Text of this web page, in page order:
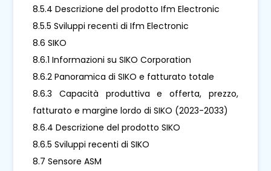
8.5.4 Descrizione del prodotto Ifm Electronic
8.5.5 Sviluppi recenti di Ifm Electronic
8.6 SIKO
8.6.1 Informazioni su SIKO Corporation
8.6.2 Panoramica di SIKO e fatturato totale
8.6.3 Capacità produttiva e offerta, prezzo,
fatturato e margine lordo di SIKO (2023-2033)
8.6.4 Descrizione del prodotto SIKO
8.6.5 Sviluppi recenti di SIKO
8.7 Sensore ASM